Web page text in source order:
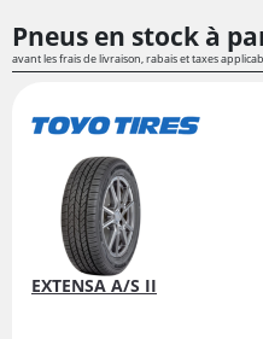
Pneus en stock à
avant les frais de livraison, rabais et taxes
EXTENSA A/S II